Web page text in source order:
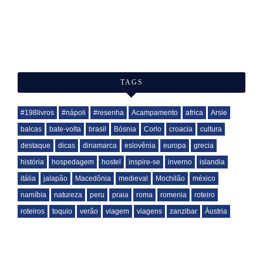
TAGS
#198livros #nápoli #resenha Acampamento africa
Arsie
balcas
bate-volta brasil Bósnia Corlo croacia
cultura
destaque
dicas dinamarca eslovênia europa
grecia
história
hospedagem hostel inspire-se inverno
islandia
itália
jalapão Macedônia medieval Mochilão
méxico
namíbia
natureza peru praia roma romenia
roteiro
roteiros
toquio verão viagem viagens zanzibar Áustria